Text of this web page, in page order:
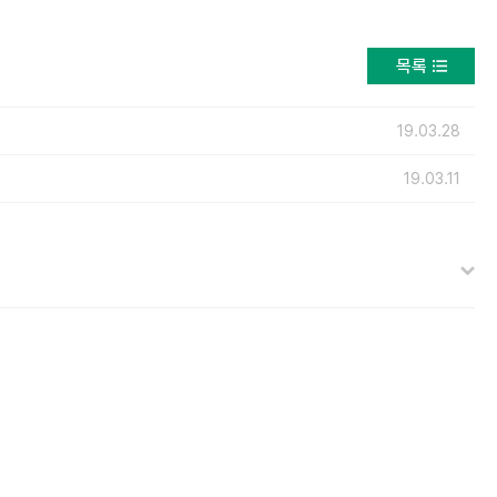
목록
19.03.28
19.03.11